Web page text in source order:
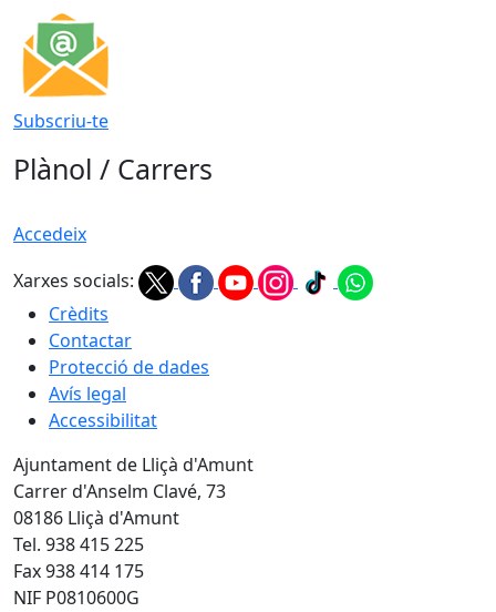
Subscriu-te
Plànol / Carrers
Accedeix
Xarxes socials:
Crèdits
Contactar
Protecció de dades
Avís legal
Accessibilitat
Ajuntament de Lliçà d'Amunt
Carrer d'Anselm Clavé, 73
08186 Lliçà d'Amunt
Tel. 938 415 225
Fax 938 414 175
NIF P0810600G